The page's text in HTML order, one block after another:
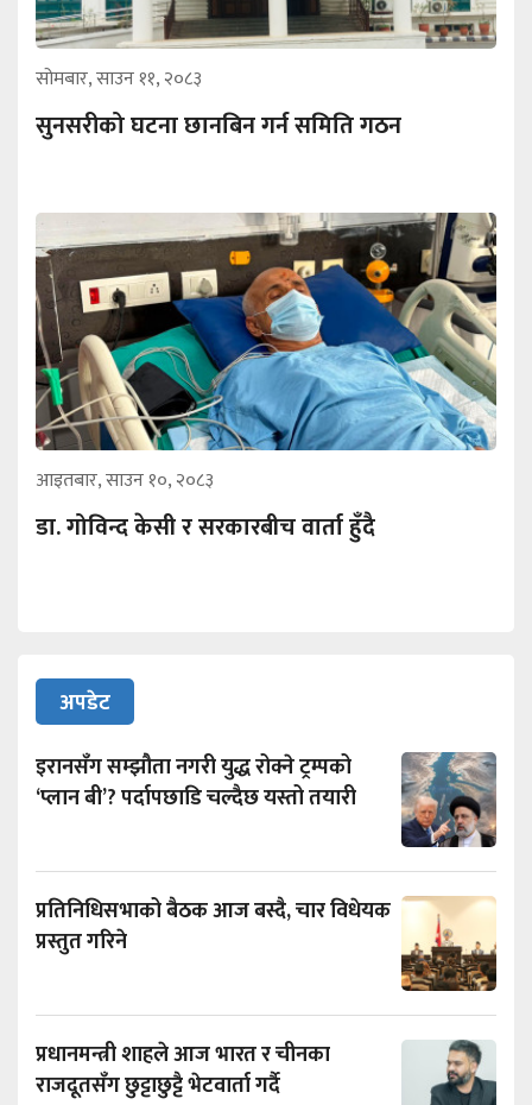
सोमबार, साउन ११, २०८३
सुनसरीको घटना छानबिन गर्न समिति गठन
आइतबार, साउन १०, २०८३
डा. गोविन्द केसी र सरकारबीच वार्ता हुँदै
अपडेट
इरानसँग सम्झौता नगरी युद्ध रोक्ने ट्रम्पको
‘प्लान बी’? पर्दापछाडि चल्दैछ यस्तो तयारी
प्रतिनिधिसभाको बैठक आज बस्दै, चार विधेयक
प्रस्तुत गरिने
प्रधानमन्त्री शाहले आज भारत र चीनका
राजदूतसँग छुट्टाछुट्टै भेटवार्ता गर्दै